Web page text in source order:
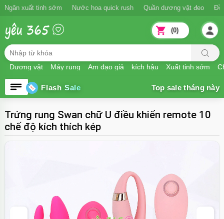
Ngăn xuất tinh sớm Nước hoa quick rush Quần dương vật đeo Đồ
Dương vật Máy rung Âm đạo giả kích hậu Xuất tinh sớm
(0)
Flash Sale
Trứng rung Swan chữ U điều khiển remote 10
chế độ kích thích kép